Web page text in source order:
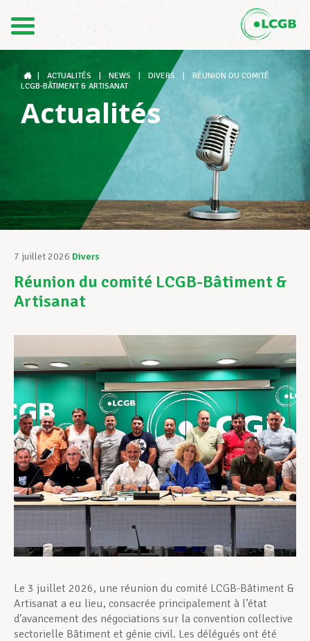
DE
Le LCGB
Structures syndicales
Assistance au Travail
Vos droits
Assistance en vie privée
Développement professionnel
Devenir Membre
Actualités
ACTUALITÉS NEWS DIVERS
RÉUNION DU COMITÉ
LCGB-BÂTIMENT & ARTISANAT
Actualités
7 juillet 2026 Divers
Réunion du comité LCGB-Bâtiment &
Artisanat
Le 3 juillet 2026, une réunion du comité LCGB-Bâtiment &
Artisanat a eu lieu, consacrée principalement à l’état
d’avancement des négociations sur la convention collective
sectorielle Bâtiment et génie civil. Les délégués ont été